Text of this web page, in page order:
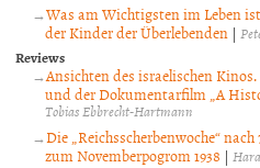
Was am Wichtigsten im Leben
der Kinder der Überlebenden |
Reviews
Ansichten des israelischen
und der Dokumentarfilm „A
Tobias Ebbrecht-Hartmann
Die „Reichsscherbenwoche“
zum Novemberpogrom 1938 |